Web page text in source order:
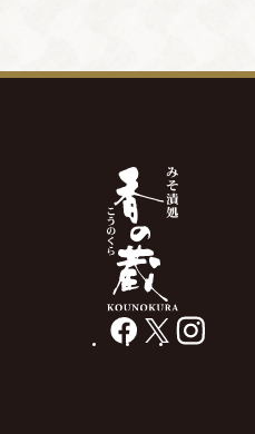
facebook
X instagram